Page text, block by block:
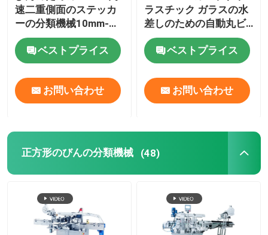
速二重側面のステッカ
ーの分類機械10mm-
300mm
ベストプライス
お問い合わせ
ラスチック ガラスの水
差しのための自動丸ビ
ン分類機械
ベストプライス
お問い合わせ
正方形のびんの分類機械 (48)